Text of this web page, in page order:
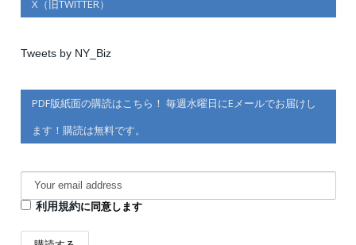
X（旧TWITTER）
Tweets by NY_Biz
PDF版紙面の購読はこちら！ 毎週水曜日にEメールでお届けし
ます！購読は無料です。
利用規約に同意します